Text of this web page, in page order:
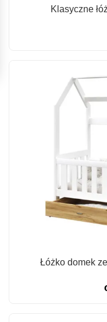
Klasyczne
Łóżko domek